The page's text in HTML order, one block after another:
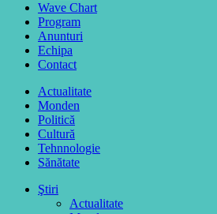
Wave Chart
Program
Anunturi
Echipa
Contact
Actualitate
Monden
Politică
Cultură
Tehnnologie
Sănătate
Ştiri
Actualitate